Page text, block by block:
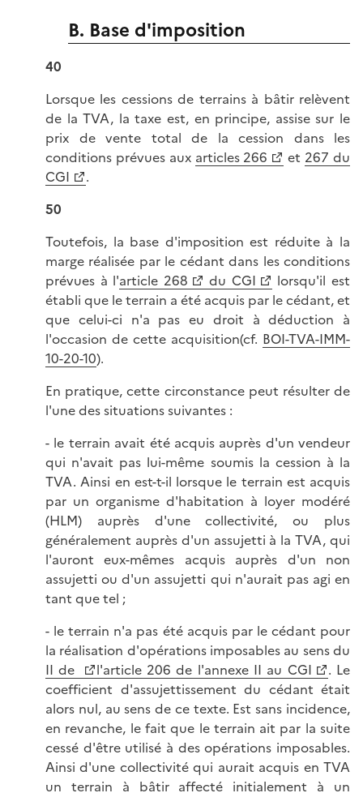
B. Base d'imposition
40
Lorsque les cessions de terrains à bâtir relèvent
de la TVA, la taxe est, en principe, assise sur le
prix de vente total de la cession dans les
conditions prévues aux articles 266 et 267 du
CGI
.
50
Toutefois, la base d'imposition est réduite à la
marge réalisée par le cédant dans les conditions
prévues à l'article 268 du CGI
lorsqu'il est
établi que le terrain a été acquis par le cédant, et
que celui-ci n'a pas eu droit à déduction à
l'occasion de cette acquisition(cf. BOI-TVA-IMM-
10-20-10).
En pratique, cette circonstance peut résulter de
l'une des situations suivantes :
- le terrain avait été acquis auprès d'un vendeur
qui n'avait pas lui-même soumis la cession à la
TVA. Ainsi en est-t-il lorsque le terrain est acquis
par un organisme d'habitation à loyer modéré
(HLM) auprès d'une collectivité, ou plus
généralement auprès d'un assujetti à la TVA, qui
l'auront eux-mêmes acquis auprès d'un non
assujetti ou d'un assujetti qui n'aurait pas agi en
tant que tel ;
- le terrain n'a pas été acquis par le cédant pour
la réalisation d'opérations imposables au sens du
II de
l'article 206 de l'annexe II au CGI
. Le
coefficient d'assujettissement du cédant était
alors nul, au sens de ce texte. Est sans incidence,
en revanche, le fait que le terrain ait par la suite
cessé d'être utilisé à des opérations imposables.
Ainsi d'une collectivité qui aurait acquis en TVA
un terrain à bâtir affecté initialement à un